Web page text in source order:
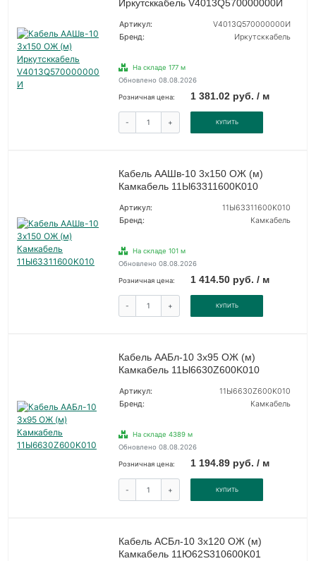
Иркутсккабель V4013Q570000000И
Артикул:
V4013Q570000000И
Бренд:
Иркутсккабель
На складе 177 м
Обновлено 08.08.2026
Розничная цена: 1 381.02 руб. / м
- + КУПИТЬ
Кабель ААШв-10 3х150 ОЖ (м)
Камкабель 11Ы63311600K010
Артикул:
11Ы63311600K010
Бренд:
Камкабель
На складе 101 м
Обновлено 08.08.2026
Розничная цена: 1 414.50 руб. / м
- + КУПИТЬ
Кабель ААБл-10 3х95 ОЖ (м)
Камкабель 11Ы6630Z600K010
Артикул:
11Ы6630Z600K010
Бренд:
Камкабель
На складе 4389 м
Обновлено 08.08.2026
Розничная цена: 1 194.89 руб. / м
- + КУПИТЬ
Кабель АСБл-10 3х120 ОЖ (м)
Камкабель 11Ю62S310600K01